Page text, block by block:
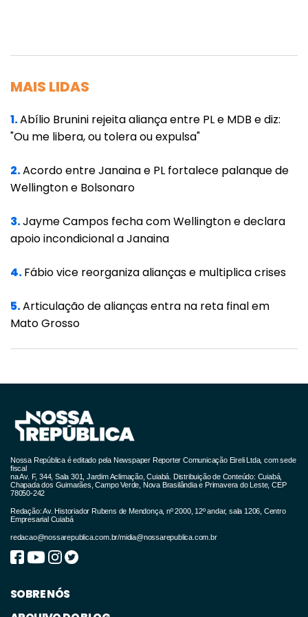
que altera a Lei Complementar nº 631, de
de créditos tributários, relativos ao ICMS e
sobre a reinstituição e revogação de
benefícios fiscais, nos termos da Lei
Convênio ICMS 190/2017, nas hipóteses e
condições que especifica, bem como sobre
alterações de benefícios fiscais relativos ao
ICMS; altera as Leis nº 7.098, de 30.12.98, e nº
nº 132, de 22.07.03, e nº 614, de 05.02.19”.
Também foi derrubado pelos deputados o
lei nº 842/2019, que institui a obrigatoriedade
intolerantes à lactose, diabéticos e outros -
cria o Programa denominado “ALIMENTAÇÃO
INCLUSIVA”, para todos nos estabelecimentos
de ensino das redes pública e privada, de
autoria do deputado Dr. Eugênio (PSB).
MAIS LIDAS
1.Abílio Brunini rejeita aliança entre PL e MDB e diz:
"Ou me libera, ou tolera ou expulsa"
2.Acordo entre Janaina e PL fortalece palanque de
Wellington e Bolsonaro
3.Jayme Campos fecha com Wellington e declara
apoio incondicional a Janaina
4.Fábio vice reorganiza alianças e multiplica crises
5.Articulação de alianças entra na reta final em
Mato Grosso
Nossa República é editado pela Newspaper Reporter Comunicação Eireli Ltda, com sede
fiscal
na Av. F, 344, Sala 301, Jardim Aclimação, Cuiabá. Distribuição de Conteúdo: Cuiabá,
Chapada dos Guimarães, Campo Verde, Nova Brasilândia e Primavera do Leste, CEP
78050-242
Redação: Av. Historiador Rubens de Mendonça, nº 2000, 12º andar, sala 1206, Centro
Empresarial Cuiabá
redacao@nossarepublica.com.br/midia@nossarepublica.com.br
SOBRE NÓS